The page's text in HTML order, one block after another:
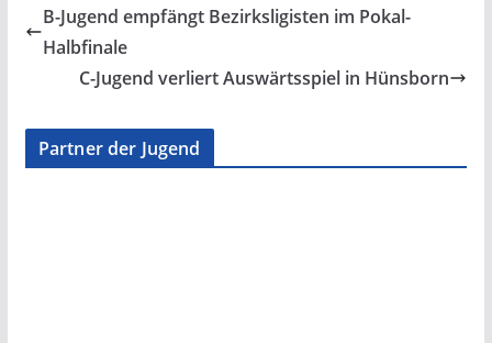
B-Jugend empfängt Bezirksligisten im Pokal-
Halbfinale
C-Jugend verliert Auswärtsspiel in Hünsborn
Partner der Jugend